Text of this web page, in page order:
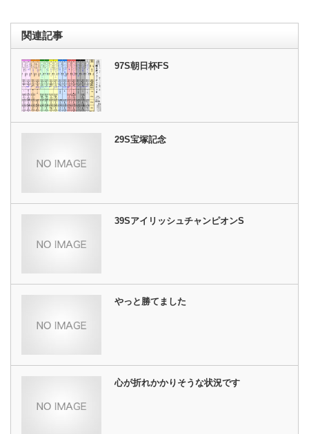
関連記事
97S朝日杯FS
29S宝塚記念
39SアイリッシュチャンピオンS
やっと勝てました
心が折れかかりそうな状況です